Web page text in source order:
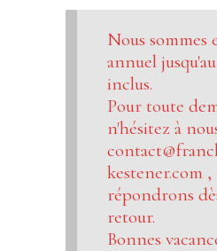
Nous sommes
annuel
inclus.
Pour toute
n'hésitez à
kestener.com ,
répondrons
retour.
Bonnes